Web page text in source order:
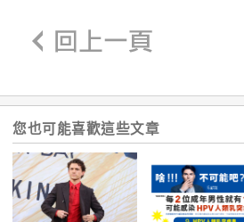
您也可能喜歡這些文章